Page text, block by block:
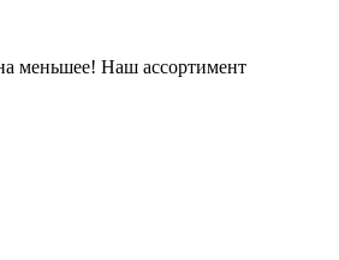
меньшее! Наш ассортимент